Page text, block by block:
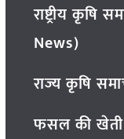
राष्ट्रीय
News)
राज्य कृषि
फसल की